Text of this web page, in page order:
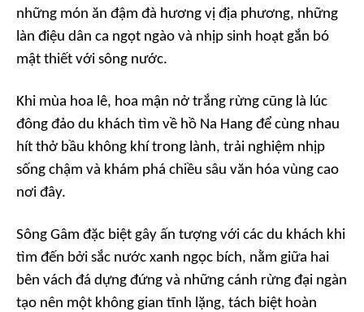
những món ăn đậm đà hương vị địa phương, những
làn điệu dân ca ngọt ngào và nhịp sinh hoạt gắn bó
mật thiết với sông nước.
Khi mùa hoa lê, hoa mận nở trắng rừng cũng là lúc
đông đảo du khách tìm về hồ Na Hang để cùng nhau
hít thở bầu không khí trong lành, trải nghiệm nhịp
sống chậm và khám phá chiều sâu văn hóa vùng cao
nơi đây.
Sông Gâm đặc biệt gây ấn tượng với các du khách khi
tìm đến bởi sắc nước xanh ngọc bích, nằm giữa hai
bên vách đá dựng đứng và những cánh rừng đại ngàn
tạo nên một không gian tĩnh lặng, tách biệt hoàn